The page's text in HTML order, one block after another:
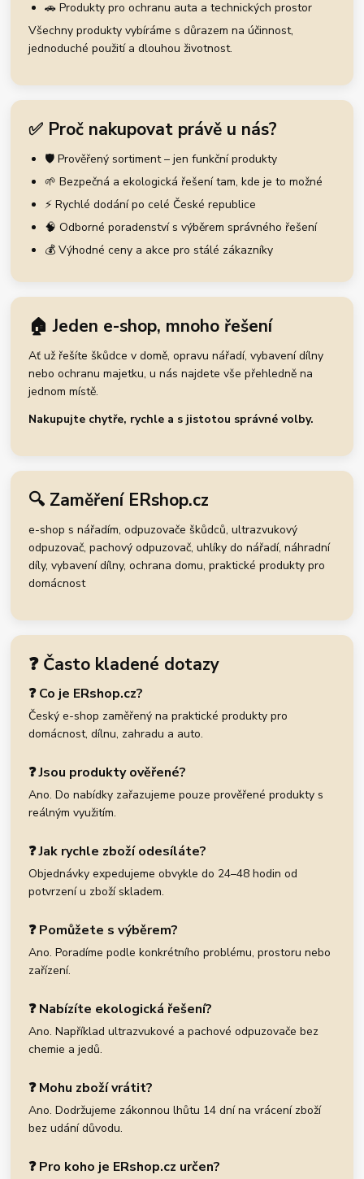
🚗 Produkty pro ochranu auta a technických prostor
Všechny produkty vybíráme s důrazem na účinnost,
jednoduché použití a dlouhou životnost.
✅ Proč nakupovat právě u nás?
🛡️ Prověřený sortiment – jen funkční produkty
🌱 Bezpečná a ekologická řešení tam, kde je to možné
⚡ Rychlé dodání po celé České republice
🧠 Odborné poradenství s výběrem správného řešení
💰 Výhodné ceny a akce pro stálé zákazníky
🏠 Jeden e-shop, mnoho řešení
Ať už řešíte škůdce v domě, opravu nářadí, vybavení dílny
nebo ochranu majetku, u nás najdete vše přehledně na
jednom místě.
Nakupujte chytře, rychle a s jistotou správné volby.
🔍 Zaměření ERshop.cz
e-shop s nářadím, odpuzovače škůdců, ultrazvukový
odpuzovač, pachový odpuzovač, uhlíky do nářadí, náhradní
díly, vybavení dílny, ochrana domu, praktické produkty pro
domácnost
❓ Často kladené dotazy
❓ Co je ERshop.cz?
Český e-shop zaměřený na praktické produkty pro
domácnost, dílnu, zahradu a auto.
❓ Jsou produkty ověřené?
Ano. Do nabídky zařazujeme pouze prověřené produkty s
reálným využitím.
❓ Jak rychle zboží odesíláte?
Objednávky expedujeme obvykle do 24–48 hodin od
potvrzení u zboží skladem.
❓ Pomůžete s výběrem?
Ano. Poradíme podle konkrétního problému, prostoru nebo
zařízení.
❓ Nabízíte ekologická řešení?
Ano. Například ultrazvukové a pachové odpuzovače bez
chemie a jedů.
❓ Mohu zboží vrátit?
Ano. Dodržujeme zákonnou lhůtu 14 dní na vrácení zboží
bez udání důvodu.
❓ Pro koho je ERshop.cz určen?